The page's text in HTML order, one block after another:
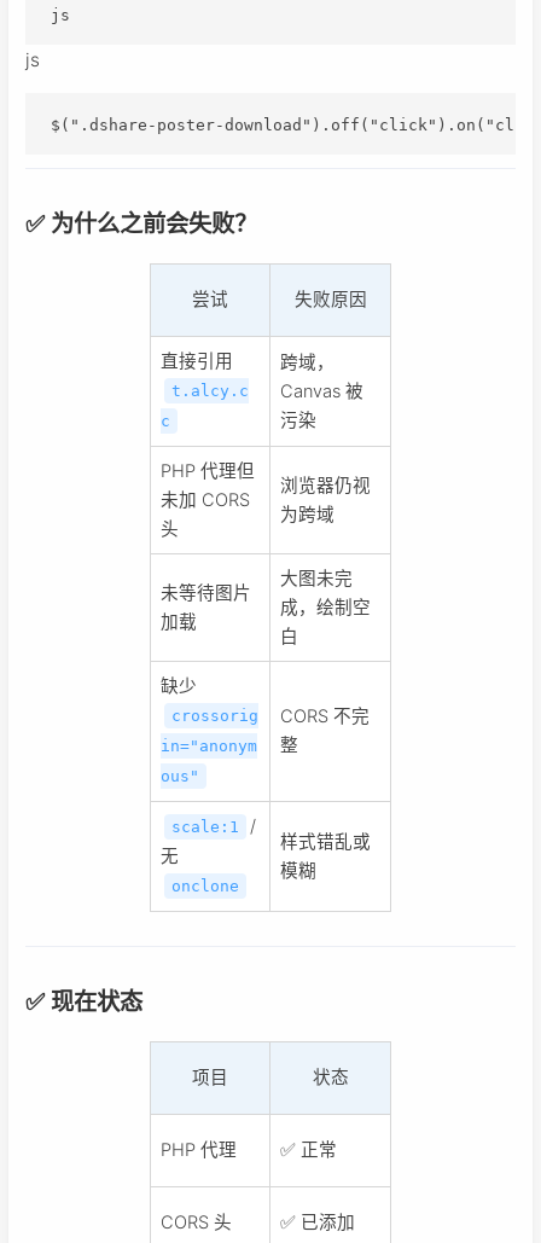
js
js
$(".dshare-poster-
✅ 为什么之前会失败？
尝试 失败原因
直接引用
t.alcy.c
c
跨域，
Canvas 被
污染
PHP 代理但
未加 CORS
头
浏览器仍视
为跨域
未等待图片
加载
大图未完
成，绘制空
白
缺少
crossorig
in="anonym
ous"
CORS 不完
整
scale:1
/
无
onclone
样式错乱或
模糊
✅ 现在状态
项目 状态
PHP 代理 ✅ 正常
CORS 头 ✅ 已添加